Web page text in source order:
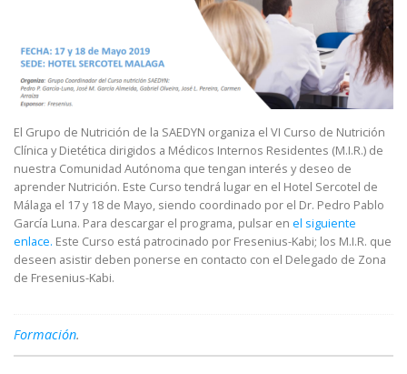
El Grupo de Nutrición de la SAEDYN organiza el VI Curso de Nutrición
Clínica y Dietética dirigidos a Médicos Internos Residentes (M.I.R.) de
nuestra Comunidad Autónoma que tengan interés y deseo de
aprender Nutrición. Este Curso tendrá lugar en el Hotel Sercotel de
Málaga el 17 y 18 de Mayo, siendo coordinado por el Dr. Pedro Pablo
García Luna. Para descargar el programa, pulsar en el siguiente
enlace. Este Curso está patrocinado por Fresenius-Kabi; los M.I.R. que
deseen asistir deben ponerse en contacto con el Delegado de Zona
de Fresenius-Kabi.
Formación.